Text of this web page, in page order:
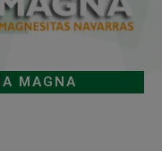
MAGNA